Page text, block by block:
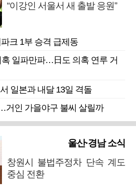
“이강인 서울서 새 출발 응원”
크 1부 승격 급제동
혹 일파만파…日도 의혹 연루 거
일본과 내달 13일 격돌
거인 가을야구 불씨 살릴까
울산·경남 소식
창원시 불법주정차 단속 계도
중심 전환